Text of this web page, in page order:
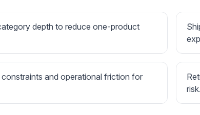
depth to reduce one-product
and operational friction for
risk.